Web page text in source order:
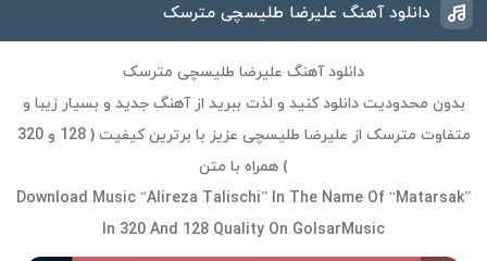
دانلود آهنگ علیرضا طلیسچی مترسک
دانلود آهنگ علیرضا طلیسچی مترسک
بدون محدودیت دانلود کنید و لذت ببرید از آهنگ جدید و بسیار زیبا و
متفاوت مترسک از علیرضا طلیسچی عزیز با برترین کیفیت ( 128 و 320
) همراه با متن
Download Music “Alireza Talischi” In The Name Of “Matarsak”
In 320 And 128 Quality On GolsarMusic